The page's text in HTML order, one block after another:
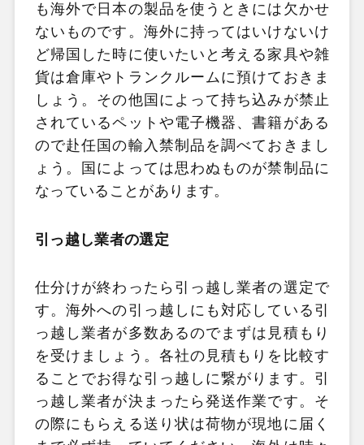
も海外で日本の製品を使うときには欠かせ
ないものです。海外に持ってはいけないけ
ど帰国した時に使いたいと考える家具や雑
貨は倉庫やトランクルームに預けておきま
しょう。その他国によって持ち込みが禁止
されているペットや電子機器、書籍がある
ので赴任国の輸入禁制品を調べておきまし
ょう。国によっては思わぬものが禁制品に
なっていることがあります。
引っ越し業者の選定
仕分けが終わったら引っ越し業者の選定で
す。海外への引っ越しにも対応している引
っ越し業者が多数あるのでまずは見積もり
を受けましょう。各社の見積もりを比較す
ることでお得な引っ越しに繋がります。引
っ越し業者が決まったら発送作業です。そ
の際にもらえる送り状は荷物が現地に届く